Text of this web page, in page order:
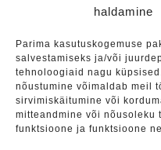
haldamine
Parima kasutuskogemuse
salvestamiseks ja/või
tehnoloogiaid nagu
nõustumine võimaldab meil
sirvimiskäitumine või
mitteandmine või nõusoleku
funktsioone ja funktsioone
Kui soovite olla
üritused,
meie